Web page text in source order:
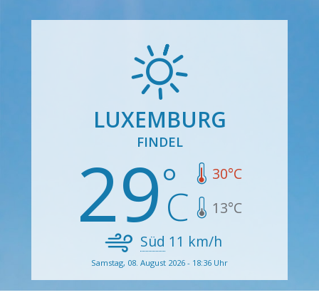
LUXEMBURG
FINDEL
29 30°C
13°C
Süd 11 km/h
Samstag, 08. August 2026 - 18:36 Uhr